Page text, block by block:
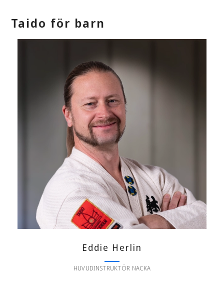
Taido för barn
Eddie Herlin
HUVUDINSTRUKTÖR NACKA